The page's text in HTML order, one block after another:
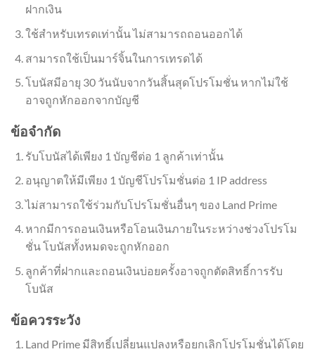
ฝากเงิน
ใช้สำหรับเทรดเท่านั้น ไม่สามารถถอนออกได้
สามารถใช้เป็นมาร์จิ้นในการเทรดได้
โบนัสมีอายุ 30 วันนับจากวันสิ้นสุดโปรโมชั่น หากไม่ใช้
อาจถูกหักออกจากบัญชี
ข้อจำกัด
รับโบนัสได้เพียง 1 บัญชีต่อ 1 ลูกค้าเท่านั้น
อนุญาตให้มีเพียง 1 บัญชีโปรโมชั่นต่อ 1 IP address
ไม่สามารถใช้ร่วมกับโปรโมชั่นอื่นๆ ของ Land Prime
หากมีการถอนเงินหรือโอนเงินภายในระหว่างช่วงโปรโม
ชั่น โบนัสทั้งหมดจะถูกหักออก
ลูกค้าที่ฝากและถอนเงินบ่อยครั้งอาจถูกตัดสิทธิ์การรับ
โบนัส
ข้อควรระวัง
Land Prime มีสิทธิ์เปลี่ยนแปลงหรือยกเลิกโปรโมชั่นได้โดย